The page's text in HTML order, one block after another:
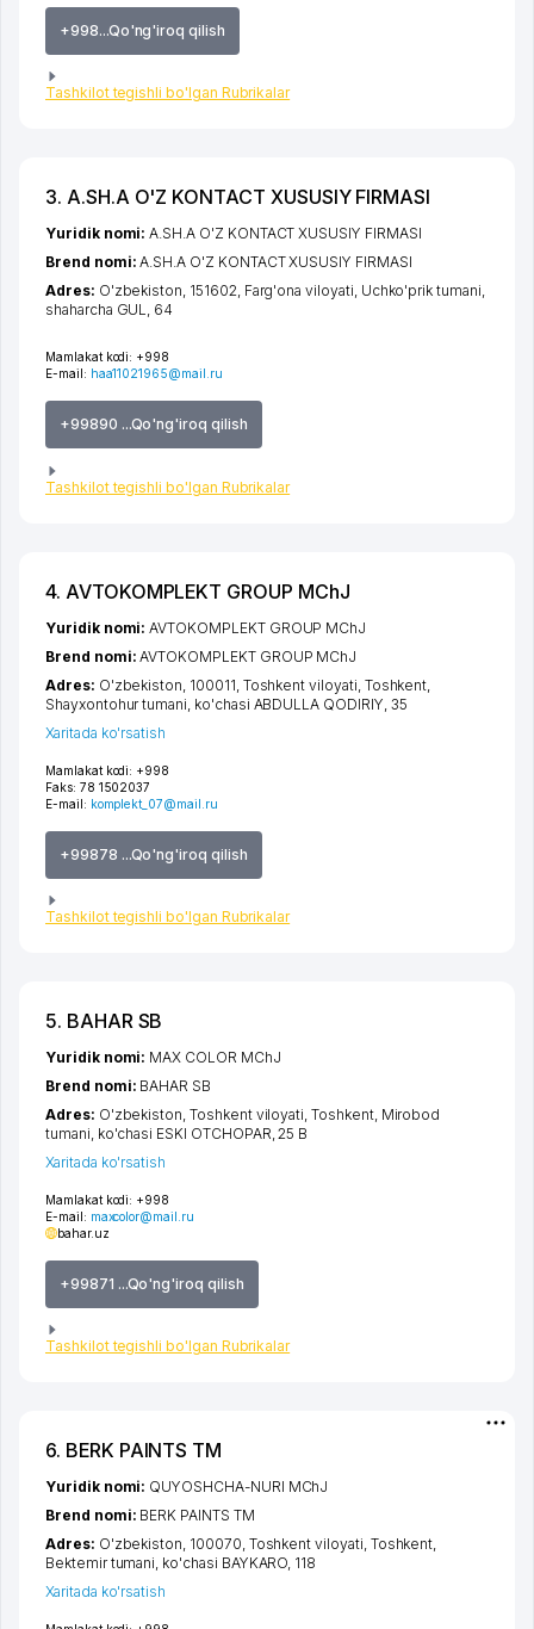
+998...Qo'ng'iroq qilish
Tashkilot tegishli bo'lgan Rubrikalar
3. A.SH.A O'Z KONTACT XUSUSIY FIRMASI
Mamlakat kodi: +998
E-mail: haa11021965@mail.ru
+99890 ...Qo'ng'iroq qilish
Tashkilot tegishli bo'lgan Rubrikalar
Yuridik nomi:A.SH.A O'Z KONTACT XUSUSIY FIRMASI
Brend nomi:A.SH.A O'Z KONTACT XUSUSIY FIRMASI
Adres: O'zbekiston, 151602, Farg'ona viloyati, Uchko'prik tumani,
shaharcha GUL, 64
4. AVTOKOMPLEKT GROUP MChJ
Mamlakat kodi: +998
Faks: 78 1502037
E-mail: komplekt_07@mail.ru
+99878 ...Qo'ng'iroq qilish
Tashkilot tegishli bo'lgan Rubrikalar
Yuridik nomi:AVTOKOMPLEKT GROUP MChJ
Brend nomi:AVTOKOMPLEKT GROUP MChJ
Adres: O'zbekiston, 100011, Toshkent viloyati Toshkent
Shayxontohur tumani ko'chasi ABDULLA QODIRIY , 35
Xaritada ko'rsatish
5. BAHAR SB
Mamlakat kodi: +998
E-mail: maxcolor@mail.ru
bahar.uz
+99871 ...Qo'ng'iroq qilish
Tashkilot tegishli bo'lgan Rubrikalar
Yuridik nomi: MAX COLOR MChJ
Brend nomi: BAHAR SB
Adres: O'zbekiston,Toshkent viloyati ,Toshkent, Mirobod
tumani ko'chasi ESKI OTCHOPAR , 25 B
Xaritada ko'rsatish
6. BERK PAINTS TM
Yuridik nomi: QUYOSHCHA-NURI MChJ
Brend nomi: BERK PAINTS TM
Adres: O'zbekiston, 100070, Toshkent viloyati, Toshkent,
Bektemir tumani, ko'chasi BAYKARO, 118
Xaritada ko'rsatish